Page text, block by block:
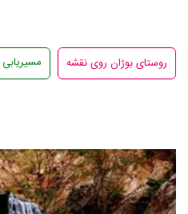
مسیریابی